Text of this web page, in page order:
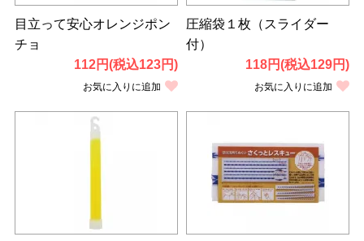
目立って安心オレンジポン
チョ
112円(税込123円)
お気に入りに追加
圧縮袋１枚（スライダー
付）
118円(税込129円)
お気に入りに追加